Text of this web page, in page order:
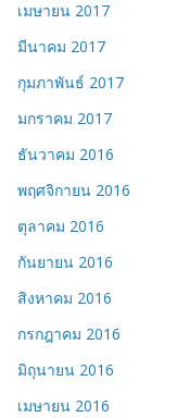
เมษายน 2017
มีนาคม 2017
กุมภาพันธ์ 2017
มกราคม 2017
ธันวาคม 2016
พฤศจิกายน 2016
ตุลาคม 2016
กันยายน 2016
สิงหาคม 2016
กรกฎาคม 2016
มิถุนายน 2016
เมษายน 2016